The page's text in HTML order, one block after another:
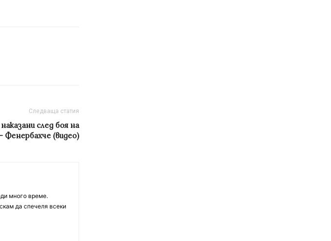
Следваща статия
след боя на
Фенербахче (видео)
много време.
да спечеля всеки